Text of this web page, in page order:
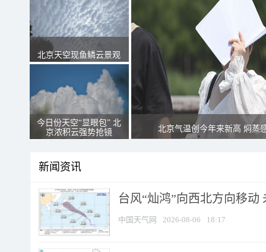
北京天空现鱼鳞云景观
今日份天空“显眼包” 北
京浓积云强势抢镜
北京气温创今年来新高 焖蒸
新闻资讯
台风“灿鸿”向西北方向移动
中国天气网 2026-08-06 18:17